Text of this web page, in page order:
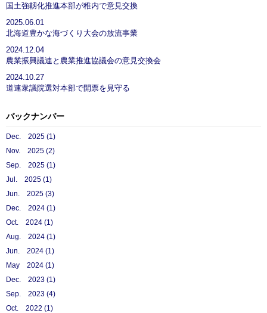
国土強靱化推進本部が稚内で意見交換
2025.06.01
北海道豊かな海づくり大会の放流事業
2024.12.04
農業振興議連と農業推進協議会の意見交換会
2024.10.27
道連衆議院選対本部で開票を見守る
バックナンバー
Dec. 2025 (1)
Nov. 2025 (2)
Sep. 2025 (1)
Jul. 2025 (1)
Jun. 2025 (3)
Dec. 2024 (1)
Oct. 2024 (1)
Aug. 2024 (1)
Jun. 2024 (1)
May 2024 (1)
Dec. 2023 (1)
Sep. 2023 (4)
Oct. 2022 (1)